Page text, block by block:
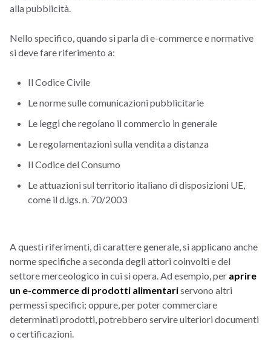
alla pubblicità.
Nello specifico, quando si parla di e-commerce e normative
si deve fare riferimento a:
Il Codice Civile
Le norme sulle comunicazioni pubblicitarie
Le leggi che regolano il commercio in generale
Le regolamentazioni sulla vendita a distanza
Il Codice del Consumo
Le attuazioni sul territorio italiano di disposizioni UE,
come il d.lgs. n. 70/2003
A questi riferimenti, di carattere generale, si applicano anche
norme specifiche a seconda degli attori coinvolti e del
settore merceologico in cui si opera. Ad esempio, per aprire
un e-commerce di prodotti alimentariservono altri
permessi specifici; oppure, per poter commerciare
determinati prodotti, potrebbero servire ulteriori documenti
o certificazioni.